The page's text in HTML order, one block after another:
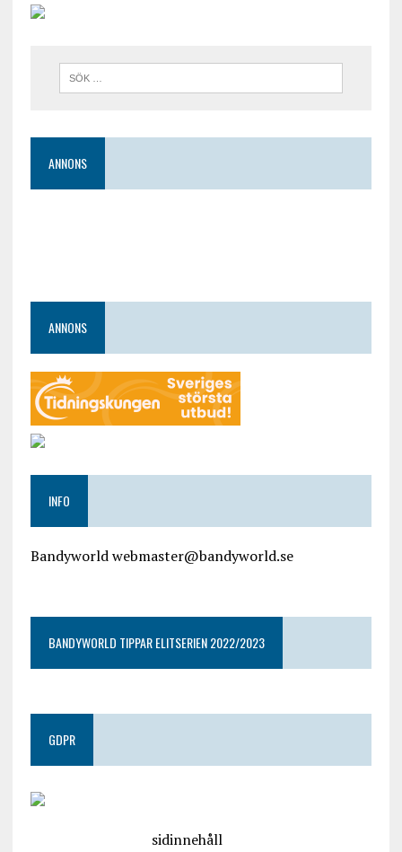
ANNONS
ANNONS
INFO
Bandyworld webmaster@bandyworld.se
BANDYWORLD TIPPAR ELITSERIEN 2022/2023
GDPR
sidinnehåll